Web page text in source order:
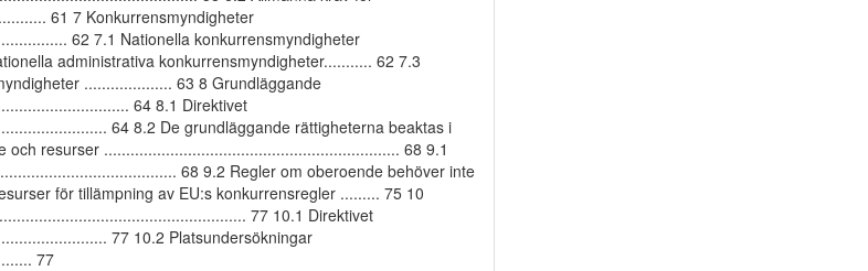
61 7 Konkurrensmyndigheter
62 7.1 Nationella konkurrensmyndigheter
administrativa konkurrensmyndigheter........... 62 7.3
.................... 63 8 Grundläggande
64 8.1 Direktivet
64 8.2 De grundläggande rättigheterna beaktas i
och resurser ................................................................... 68 9.1
68 9.2 Regler om oberoende behöver inte
för tillämpning av EU:s konkurrensregler ......... 75 10
77 10.1 Direktivet
77 10.2 Platsundersökningar
77